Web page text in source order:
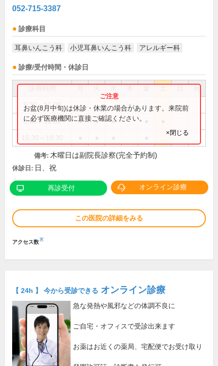
052-715-3387
診療科目
耳鼻いんこう科 小児耳鼻いんこう科 アレルギー科
診療/受付時間・休診日
祝
9:30～11:00 ●
9:30～12:30 ● ● ●
お盆(8月中旬)は休診・休業の場合があります。来院前
に必ず医療機関に直接ご確認ください。
×閉じる
備考: 木曜日は副院長診察(完全予約制)
休診日: 日、祝
再診受付 オンライン診療
この医院の詳細をみる
アクセス数※
【 24h 】 今から受診できる オンライン診療
急な発熱や風邪などの体調不良に
ご自宅・オフィスで受診出来ます
お薬はお近くの薬局、宅配便でお受け取り